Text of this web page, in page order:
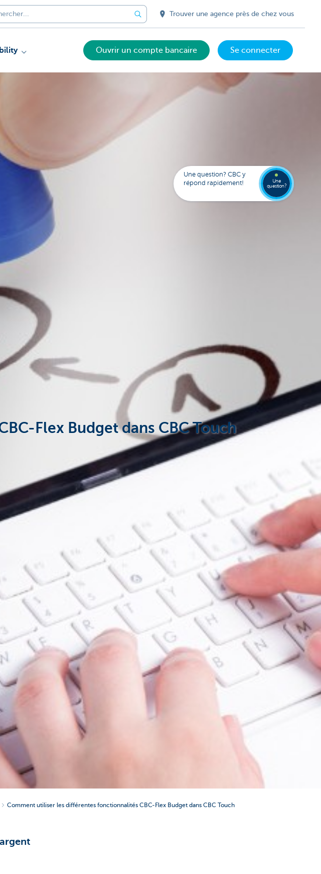
Trouver une agence près de chez vous
Ouvrir un compte bancaire Se connecter
Flex Budget dans CBC Touch
Comment utiliser les différentes fonctionnalités CBC-Flex Budget dans CBC Touch
Une question? CBC y
répond rapidement!
Une
question?